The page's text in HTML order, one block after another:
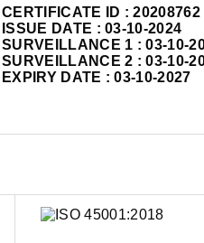
CERTIFICATE ID :20208762
ISSUE DATE : 03-10-2024
SURVEILLANCE 1 : 03-10-
SURVEILLANCE 2 : 03-10-
EXPIRY DATE : 03-10-2027